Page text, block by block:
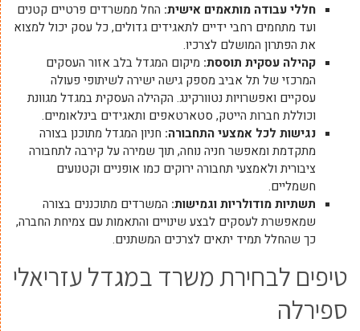
חללי עבודה מותאמים אישית: החל ממשרדים פרטיים קטנים
ועד מתחמים רחבי ידיים לתאגידים גדולים, כל עסק יכול למצוא
את הפתרון המושלם לצרכיו.
קהילה עסקית תוססת: מיקום המגדל בלב אזור העסקים
המרכזי של תל אביב מספק גישה ישירה לשיתופי פעולה
עסקיים ואפשרויות נטוורקינג. הקהילה העסקית במגדל מגוונת
וכוללת חברות הייטק, סטארטאפים ותאגידים בינלאומיים.
נגישות לכל אמצעי התחבורה: חניון המגדל מתוכנן בצורה
מתקדמת ומאפשר חניה נוחה, תוך שמירה על קירבה לתחבורה
ציבורית ולאמצעי תחבורה ירוקים כמו אופניים וקטנועים
חשמליים.
תשתיות מודולריות וגמישות: המשרדים מתוכננים בצורה
שמאפשרת לעסקים לבצע שינויים והתאמות עם צמיחת החברה,
כך שהחלל תמיד יתאים לצרכים המשתנים.
טיפים לבחירת משרד במגדל עזריאלי
ספירלה